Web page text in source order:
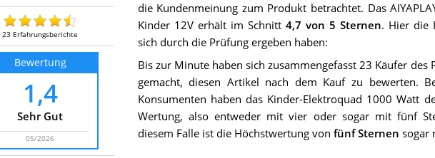
23 Erfahrungsberichte
Bewertung
1,4
Sehr Gut
05/2026
die Kundenmeinung zum Produkt betrachtet. Das
Kinder 12V erhält im Schnitt 4,7 von 5 Sternen. Hier die
sich durch die Prüfung ergeben haben:
Bis zur Minute haben sich zusammengefasst 23 Käufer des
gemacht, diesen Artikel nach dem Kauf zu bewerten.
Konsumenten haben das Kinder-Elektroquad 1000 Watt
Wertung, also entweder mit vier oder sogar mit fünf
diesem Falle ist die Höchstwertung von fünf Sternen sogar